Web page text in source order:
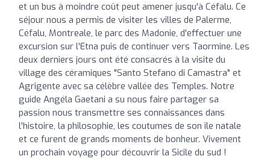
et un bus à moindre coût peut amener jusqu'à Céfalu. Ce
séjour nous a permis de visiter les villes de Palerme,
Céfalu, Montreale, le parc des Madonie, d'effectuer une
excursion sur l'Etna puis de continuer vers Taormine. Les
deux derniers jours ont été consacrés à la visite du
village des céramiques "Santo Stefano di Camastra" et
Agrigente avec sa célèbre vallée des Temples. Notre
guide Angéla Gaetani a su nous faire partager sa
passion nous transmettre ses connaissances dans
l'histoire, la philosophie, les coutumes de son île natale
et ce furent de grands moments de bonheur. Vivement
un prochain voyage pour découvrir la Sicile du sud !